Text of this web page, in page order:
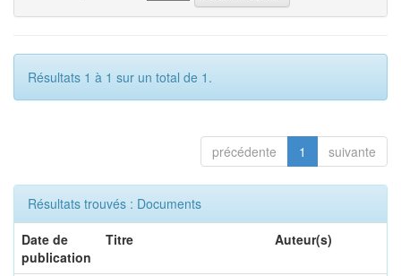
Résultats 1 à 1 sur un total de 1.
précédente 1 suivante
Résultats trouvés : Documents
Date de
publication
Titre Auteur(s)